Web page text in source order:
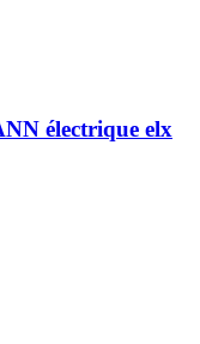
électrique elx